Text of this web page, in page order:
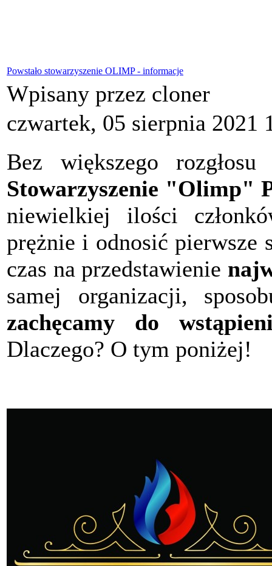
Powstało stowarzyszenie OLIMP - informacje
Wpisany przez cloner
czwartek, 05 sierpnia 2021
Bez większego
Stowarzyszenie "Olimp"
niewielkiej ilości
prężnie i odnosić pierwsze
czas na przedstawienie
samej organizacji,
zachęcamy do
Dlaczego? O tym poniżej!